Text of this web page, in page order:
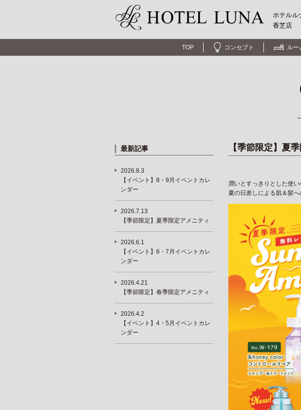
ホテルル
香芝店
TOP コンセプト ルー
【季節限定】夏
潤いとすっきりとした使
夏の日差しによる肌＆髪へ
最新記事
2026.8.3
【イベント】8・9月イベントカレ
ンダー
2026.7.13
【季節限定】夏季限定アメニティ
2026.6.1
【イベント】6・7月イベントカレ
ンダー
2026.4.21
【季節限定】春季限定アメニティ
2026.4.2
【イベント】4・5月イベントカレ
ンダー